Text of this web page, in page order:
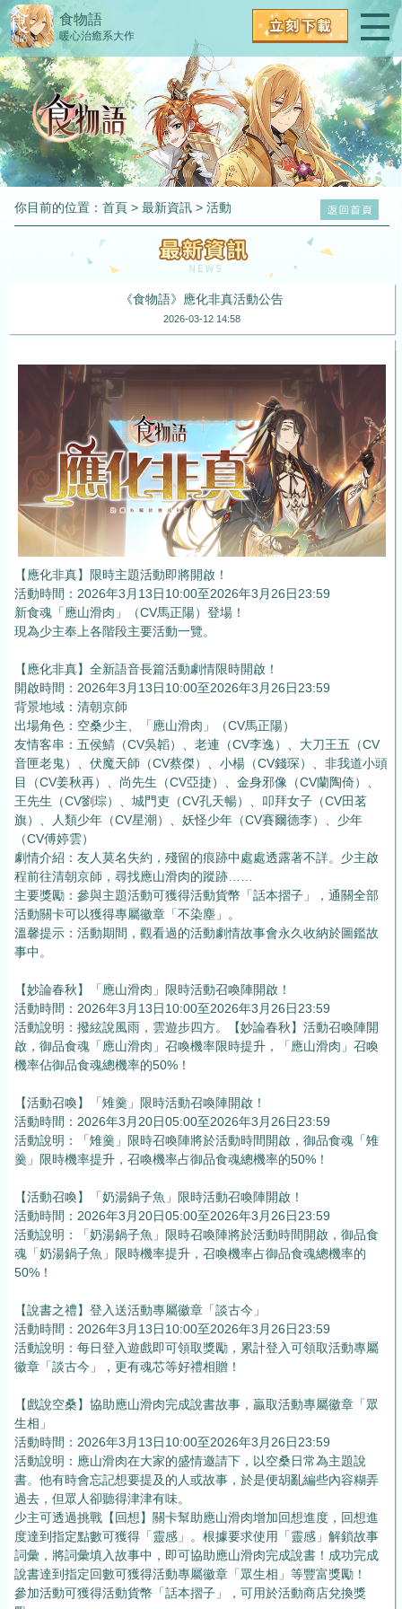
食物語
暖心治癒系大作
你目前的位置：首頁 >最新資訊 >活動
《食物語》應化非真活動公告
2026-03-12 14:58
【應化非真】限時主題活動即將開啟！
活動時間：2026年3月13日10:00至2026年3月26日23:59
新食魂「應山滑肉」（CV馬正陽）登場！
現為少主奉上各階段主要活動一覽。
【應化非真】全新語音長篇活動劇情限時開啟！
開啟時間：2026年3月13日10:00至2026年3月26日23:59
背景地域：清朝京師
出場角色：空桑少主、「應山滑肉」（CV馬正陽）
友情客串：五侯鯖（CV吳韜）、老連（CV李逸）、大刀王五（CV
音匣老鬼）、伏魔天師（CV蔡傑）、小楊（CV錢琛）、非我道小頭
目（CV姜秋再）、尚先生（CV亞捷）、金身邪像（CV蘭陶倚）、
王先生（CV劉琮）、城門吏（CV孔天暢）、叩拜女子（CV田茗
旗）、人類少年（CV星潮）、妖怪少年（CV賽爾德李）、少年
（CV傅婷雲）
劇情介紹：友人莫名失約，殘留的痕跡中處處透露著不詳。少主啟
程前往清朝京師，尋找應山滑肉的蹤跡……
主要獎勵：參與主題活動可獲得活動貨幣「話本摺子」，通關全部
活動關卡可以獲得專屬徽章「不染塵」。
溫馨提示：活動期間，觀看過的活動劇情故事會永久收納於圖鑑故
事中。
【妙論春秋】「應山滑肉」限時活動召喚陣開啟！
活動時間：2026年3月13日10:00至2026年3月26日23:59
活動說明：撥絃說風雨，雲遊步四方。【妙論春秋】活動召喚陣開
啟，御品食魂「應山滑肉」召喚機率限時提升，「應山滑肉」召喚
機率佔御品食魂總機率的50%！
【活動召喚】「雉羹」限時活動召喚陣開啟！
活動時間：2026年3月20日05:00至2026年3月26日23:59
活動說明：「雉羹」限時召喚陣將於活動時間開啟，御品食魂「雉
羹」限時機率提升，召喚機率占御品食魂總機率的50%！
【活動召喚】「奶湯鍋子魚」限時活動召喚陣開啟！
活動時間：2026年3月20日05:00至2026年3月26日23:59
活動說明：「奶湯鍋子魚」限時召喚陣將於活動時間開啟，御品食
魂「奶湯鍋子魚」限時機率提升，召喚機率占御品食魂總機率的
50%！
【說書之禮】登入送活動專屬徽章「談古今」
活動時間：2026年3月13日10:00至2026年3月26日23:59
活動說明：每日登入遊戲即可領取獎勵，累計登入可領取活動專屬
徽章「談古今」，更有魂芯等好禮相贈！
【戲說空桑】協助應山滑肉完成說書故事，贏取活動專屬徽章「眾
生相」
活動時間：2026年3月13日10:00至2026年3月26日23:59
活動說明：應山滑肉在大家的盛情邀請下，以空桑日常為主題說
書。他有時會忘記想要提及的人或故事，於是便胡亂編些內容糊弄
過去，但眾人卻聽得津津有味。
少主可透過挑戰【回想】關卡幫助應山滑肉增加回想進度，回想進
度達到指定點數可獲得「靈感」。根據要求使用「靈感」解鎖故事
詞彙，將詞彙填入故事中，即可協助應山滑肉完成說書！成功完成
說書達到指定回數可獲得活動專屬徽章「眾生相」等豐富獎勵！
參加活動可獲得活動貨幣「話本摺子」，可用於活動商店兌換獎